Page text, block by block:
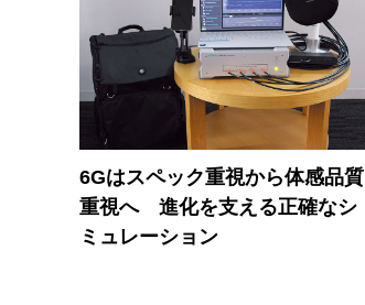
6Gはスペック重視から体感品質
重視へ 進化を支える正確なシ
ミュレーション